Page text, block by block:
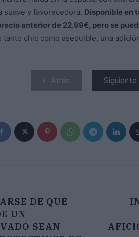
suave y favorecedora. Disponible en
anterior de 22.99€, pero se
tanto chic como asequible, una
Atrás Siguiente
DE QUE
UN
SEAN